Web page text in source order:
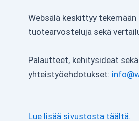
Websälä keskittyy
tuotearvosteluja sekä
Palautteet, kehitysideat sekä
yhteistyöehdotukset:
Lue lisää sivustosta täältä.